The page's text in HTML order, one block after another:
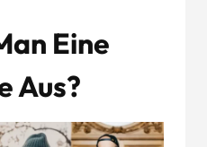
Eine
Aus?